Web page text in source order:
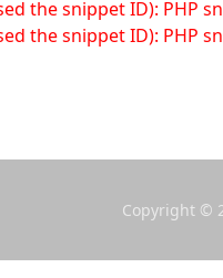
the snippet ID): PHP
the snippet ID): PHP
Copyright ©